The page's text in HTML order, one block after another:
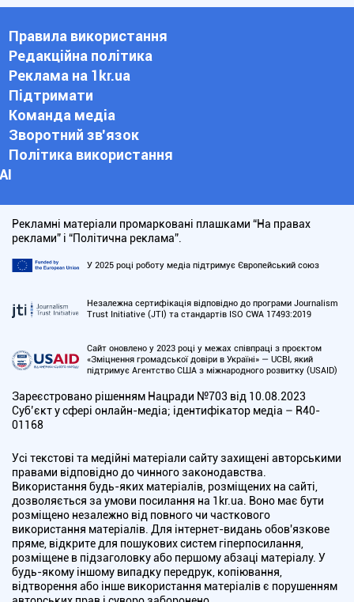
Правила використання
Редакційна політика
Реклама на 1kr.ua
Підтримати
Команда медіа
Зворотний зв'язок
Політика використання
АІ
Рекламні матеріали промарковані плашками “На правах
реклами” і “Політична реклама”.
У 2025 році роботу медіа підтримує Європейський союз
Незалежна сертифікація відповідно до програми Journalism
Trust Initiative (JTI) та стандартів ISO CWA 17493:2019
Сайт оновлено у 2023 році у межах співпраці з проєктом
«Зміцнення громадської довіри в Україні» — UCBI, який
підтримує Агентство США з міжнародного розвитку (USAID)
Зареєстровано рішенням Нацради №703 від 10.08.2023
Cуб’єкт у сфері онлайн-медіа; ідентифікатор медіа – R40-
01168
Усі текстові та медійні матеріали сайту захищені авторськими
правами відповідно до чинного законодавства.
Використання будь-яких матеріалів, розміщених на сайті,
дозволяється за умови посилання на 1kr.ua. Воно має бути
розміщено незалежно від повного чи часткового
використання матеріалів. Для інтернет-видань обов'язкове
пряме, відкрите для пошукових систем гіперпосилання,
розміщене в підзаголовку або першому абзаці матеріалу. У
будь-якому іншому випадку передрук, копіювання,
відтворення або інше використання матеріалів є порушенням